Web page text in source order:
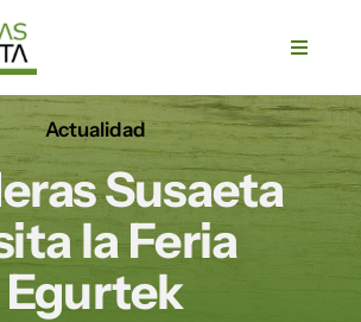
Toggle
Actualidad
Susaeta
la Feria
Egurtek